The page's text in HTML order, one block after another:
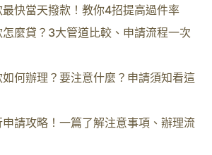
快當天撥款！教你4招提高過件率
麼貸？3大管道比較、申請流程一次
何辦理？要注意什麼？申請須知看這
請攻略！一篇了解注意事項、辦理流